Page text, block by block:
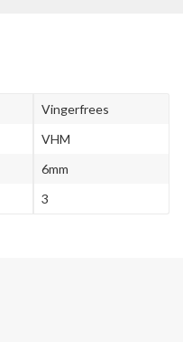
Vingerfrees
VHM
6mm
3